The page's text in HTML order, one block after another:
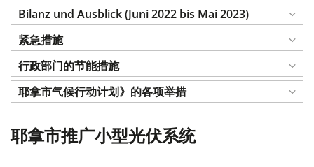
Bilanz und Ausblick (Juni 2022 bis Mai 2023)
紧急措施
行政部门的节能措施
耶拿市气候行动计划》的各项举措
耶拿市推广小型光伏系统